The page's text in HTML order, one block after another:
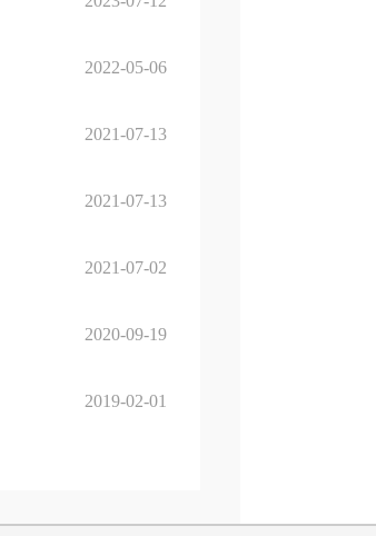
2022-05-06
2021-07-13
2021-07-13
2021-07-02
2020-09-19
2019-02-01